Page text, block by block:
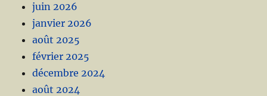
juin 2026
janvier 2026
août 2025
février 2025
décembre 2024
août 2024